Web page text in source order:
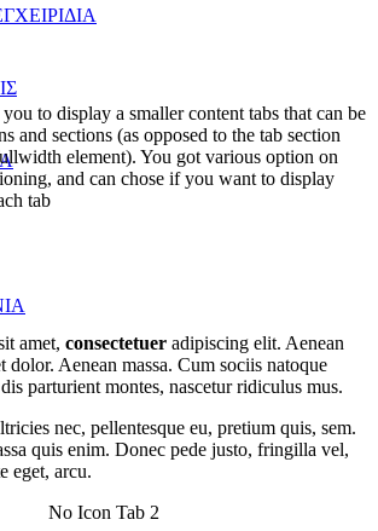
to display a smaller content tabs that can be
and sections (as opposed to the tab section
element). You got various option on
and can chose if you want to display
tab
amet, consectetuer adipiscing elit. Aenean
dolor. Aenean massa. Cum sociis natoque
parturient montes, nascetur ridiculus mus.
nec, pellentesque eu, pretium quis, sem.
quis enim. Donec pede justo, fringilla vel,
eget, arcu.
No Icon Tab 2